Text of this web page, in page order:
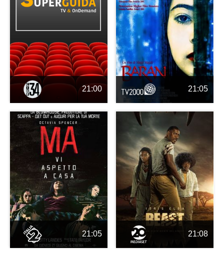
21:00 21:05
21:05 21:08